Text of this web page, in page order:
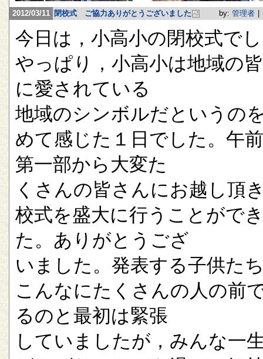
2012/03/11 閉校式 ご協力ありがとうございました by: 管理者
今日は，小高小の閉校式で
やっぱり，小高小は地域の
に愛されている
地域のシンボルだというの
めて感じた１日でした。午
第一部から大変た
くさんの皆さんにお越し頂
校式を盛大に行うことがで
た。ありがとうござ
いました。発表する子供た
こんなにたくさんの人の前
るのと最初は緊張
していましたが，みんな一